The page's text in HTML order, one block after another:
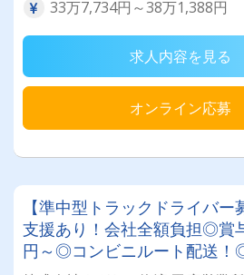
33万7,734円～38万1,388円
求人内容を見る
オンライン応募
【準中型トラックドライバ
支援あり！会社全額負担◎賞
円～◎コンビニルート配送！